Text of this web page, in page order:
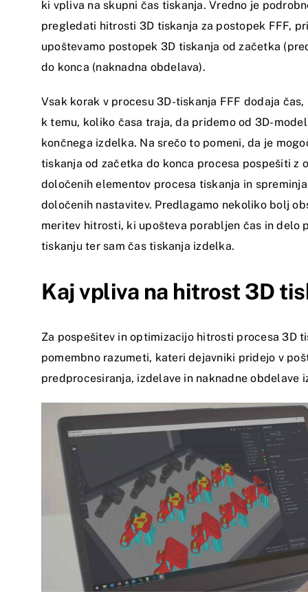
ki vpliva na skupni čas tiskanja. Vredno je
pregledati hitrosti 3D tiskanja za postopek FFF,
upoštevamo postopek 3D tiskanja od začetka
do konca (naknadna obdelava).
Vsak korak v procesu 3D-tiskanja FFF dodaja
k temu, koliko časa traja, da pridemo od 3D-
končnega izdelka. Na srečo to pomeni, da je
tiskanja od začetka do konca procesa pospešiti z
določenih elementov procesa tiskanja in
določenih nastavitev. Predlagamo nekoliko bolj
meritev hitrosti, ki upošteva porabljen čas in delo
tiskanju ter sam čas tiskanja izdelka.
Kaj vpliva na hitrost 3D
Za pospešitev in optimizacijo hitrosti procesa 3D
pomembno razumeti, kateri dejavniki pridejo v
predprocesiranja, izdelave in naknadne obdelave